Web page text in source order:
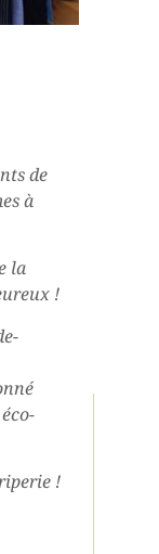
de
à
la
!
!